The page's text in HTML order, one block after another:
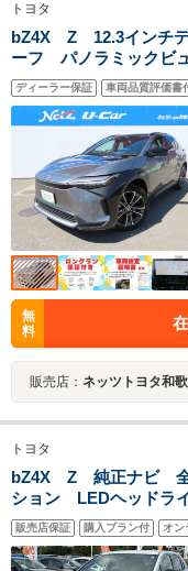
トヨタ
bZ4X Z 12.3インチ
ーフ パノラミックビ
システム スマートキ
ル デジタルインナー
ディーラー保証 車両品質評価書
無
料
販売店： ネッツトヨタ和
トヨタ
bZ4X Z 純正ナビ
ション LEDヘッドラ
ート アダクティブク
コン ステアリングヒ
イト
販売店保証 購入プラン付 オン